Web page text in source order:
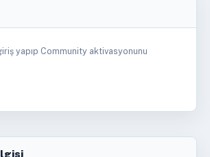
yapıp Community aktivasyonunu